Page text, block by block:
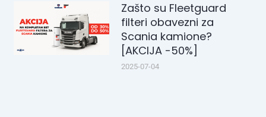
Zašto su Fleetguard
filteri obavezni za
Scania kamione?
[AKCIJA -50%]
2025-07-04